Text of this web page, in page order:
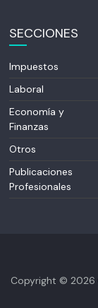
SECCIONES
Impuestos
Laboral
Economía y
Finanzas
Otros
Publicaciones
Profesionales
Copyright © 2026